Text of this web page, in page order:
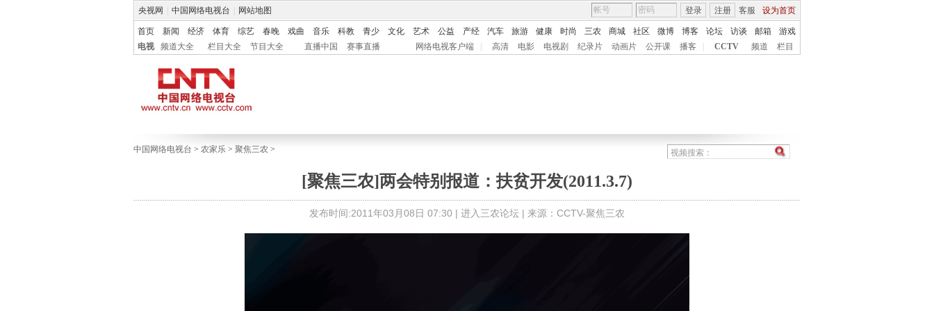
央视网 中国网络电视台 网站地图 客服 设为首页
登录 注册
首页 新闻 经济 体育 综艺 春晚 戏曲 音乐 科教 青少 文化 艺术 公益 产经 汽车 旅游 健康 时尚 三农 商城 社区 微博 博客 论坛 访谈 邮箱
游戏
电视
频道大全 栏目大全 节目大全 直播中国 赛事直播 网络电视客户端 高清 电影 电视剧 纪录片 动画片 公开课 播客 CCTV 频道 栏目
中国网络电视台 > 农家乐 > 聚焦三农 >
[聚焦三农]两会特别报道：扶贫开发(2011.3.7)
发布时间:2011年03月08日 07:30 | 进入三农论坛 | 来源：CCTV-聚焦三农